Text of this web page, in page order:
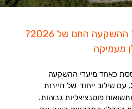
למה בטומי היא יעד ההשקעה החם של 2026?
מעמיקה
כאחד מיעדי ההשקעה
המסקרנים לשנת 2026, עם שילוב ייחודי של תיירות
פוטנציאליות גבוהות.